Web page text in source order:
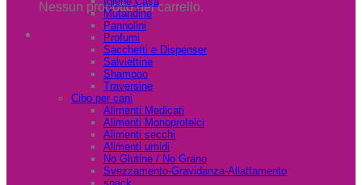
Nessun prodotto nel carrello.
Mutandine
Pannolini
Profumi
Sacchetti e Dispenser
Salviettine
Shampoo
Traversine
Cibo per cani
Alimenti Medicati
Alimenti Monoproteici
Alimenti secchi
Alimenti umidi
No Glutine / No Grano
Svezzamento-Gravidanza-Allattamento